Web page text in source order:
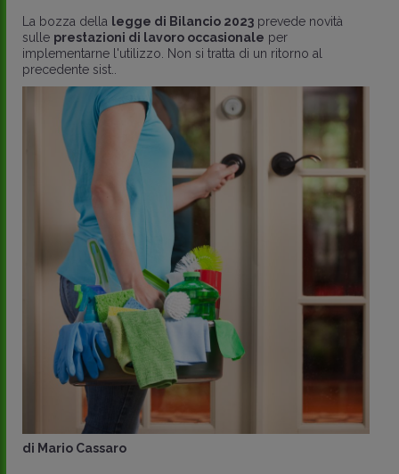
La bozza della legge di Bilancio 2023 prevede novità
sulle prestazioni di lavoro occasionale per
implementarne l'utilizzo. Non si tratta di un ritorno al
precedente sist..
di Mario Cassaro